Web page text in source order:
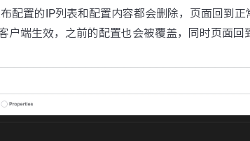
配置的IP列表和配置内容都会删除，页面回到正
户端生效，之前的配置也会被覆盖，同时页面回